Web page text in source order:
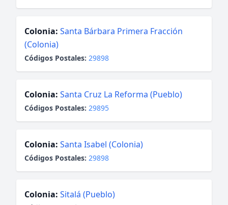
Colonia: Santa Bárbara Primera Fracción
(Colonia)
Códigos Postales: 29898
Colonia: Santa Cruz La Reforma (Pueblo)
Códigos Postales: 29895
Colonia: Santa Isabel (Colonia)
Códigos Postales: 29898
Colonia: Sitalá (Pueblo)